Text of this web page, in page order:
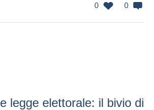
0 0
legge elettorale: il bivio di